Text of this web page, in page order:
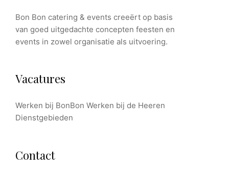
Bon Bon catering & events creeërt op basis
van goed uitgedachte concepten feesten en
events in zowel organisatie als uitvoering.
Vacatures
Werken bij BonBon Werken bij de Heeren
Dienstgebieden
Contact